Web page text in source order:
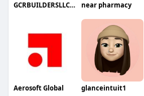
GCRBUILDERSLLCDickinson near pharmacy
Aerosoft Global glanceintuit1